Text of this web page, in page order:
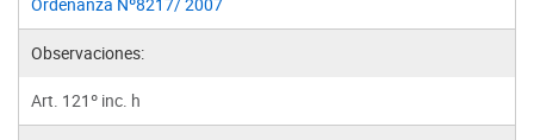
Observaciones:
Art. 121º inc. h